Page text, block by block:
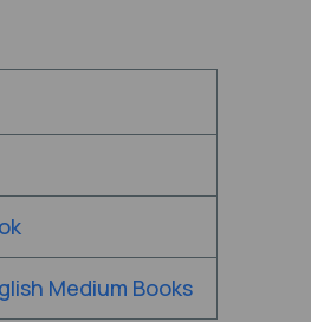
Medium Books